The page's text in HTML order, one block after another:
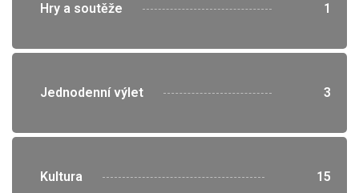
Hry a soutěže 1
Jednodenní výlet 3
Kultura 15